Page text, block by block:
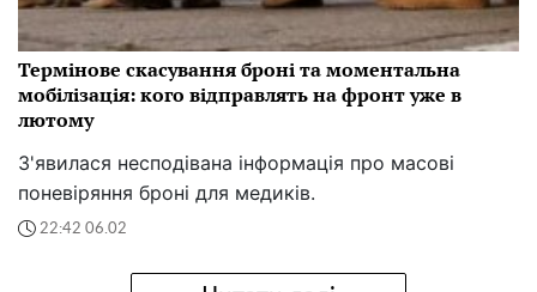
Термінове скасування броні та моментальна
мобілізація: кого відправлять на фронт уже в
лютому
З'явилася несподівана інформація про масові
поневіряння броні для медиків.
22:42 06.02